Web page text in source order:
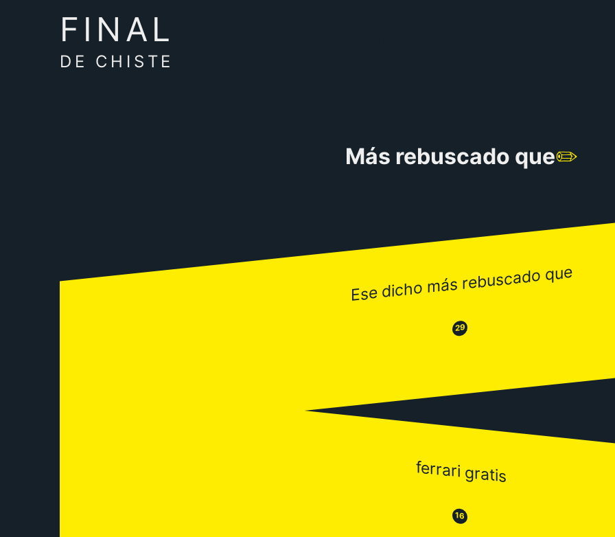
FINAL
DE CHISTE
Más rebuscado que✏️
Ese dicho más rebuscado que
😒 29 😂
ferrari gratis
😒 16 😂